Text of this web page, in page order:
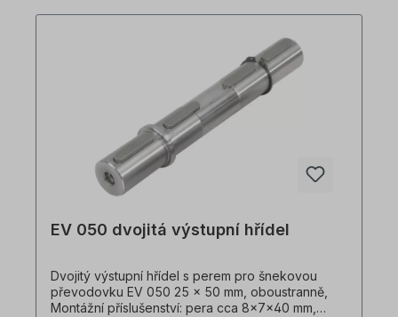
EV 050 dvojitá výstupní hřídel
Dvojitý výstupní hřídel s perem pro šnekovou
převodovku EV 050 25 x 50 mm, oboustranně,
Montážní příslušenství: pera cca 8x7x40 mm,